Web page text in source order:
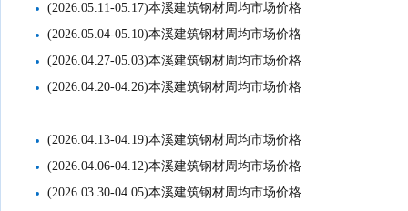
(2026.05.11-05.17)本溪建筑钢材周均市场价格
(2026.05.04-05.10)本溪建筑钢材周均市场价格
(2026.04.27-05.03)本溪建筑钢材周均市场价格
(2026.04.20-04.26)本溪建筑钢材周均市场价格
(2026.04.13-04.19)本溪建筑钢材周均市场价格
(2026.04.06-04.12)本溪建筑钢材周均市场价格
(2026.03.30-04.05)本溪建筑钢材周均市场价格